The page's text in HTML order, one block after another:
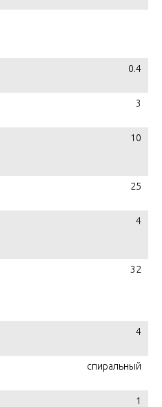
0.4
3
10
25
4
32
4
спиральный
1